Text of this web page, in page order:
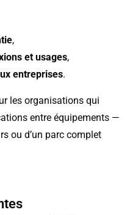
,
et usages,
entreprises.
les organisations qui
entre équipements —
ou d’un parc complet